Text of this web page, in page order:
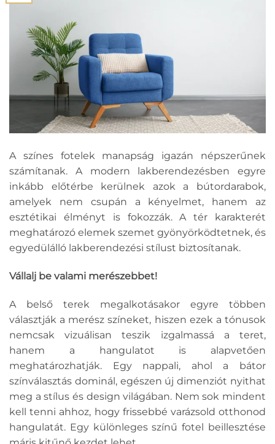
A színes fotelek manapság igazán népszerűnek
számítanak. A modern lakberendezésben egyre
inkább előtérbe kerülnek azok a bútordarabok,
amelyek nem csupán a kényelmet, hanem az
esztétikai élményt is fokozzák. A tér karakterét
meghatározó elemek szemet gyönyörködtetnek, és
egyedülálló lakberendezési stílust biztosítanak.
Vállalj be valami merészebbet!
A belső terek megalkotásakor egyre többen
választják a merész színeket, hiszen ezek a tónusok
nemcsak vizuálisan teszik izgalmassá a teret,
hanem a hangulatot is alapvetően
meghatározhatják. Egy nappali, ahol a bátor
színválasztás dominál, egészen új dimenziót nyithat
meg a stílus és design világában. Nem sok mindent
kell tenni ahhoz, hogy frissebbé varázsold otthonod
hangulatát. Egy különleges színű fotel beillesztése